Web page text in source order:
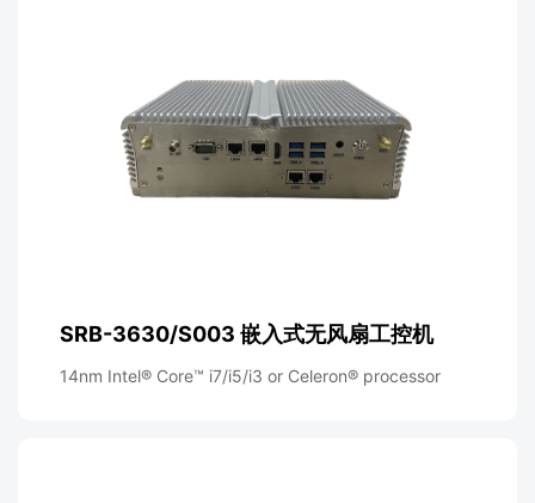
SRB-3630/S003 嵌入式无风扇工控机
14nm Intel® Core™ i7/i5/i3 or Celeron® processor